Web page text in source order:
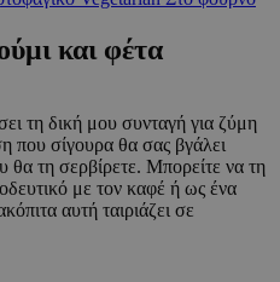
και φέτα
τη δική μου συνταγή για ζύμη
που σίγουρα θα σας βγάλει
τη σερβίρετε. Μπορείτε να τη
με τον καφέ ή ως ένα
αυτή ταιριάζει σε